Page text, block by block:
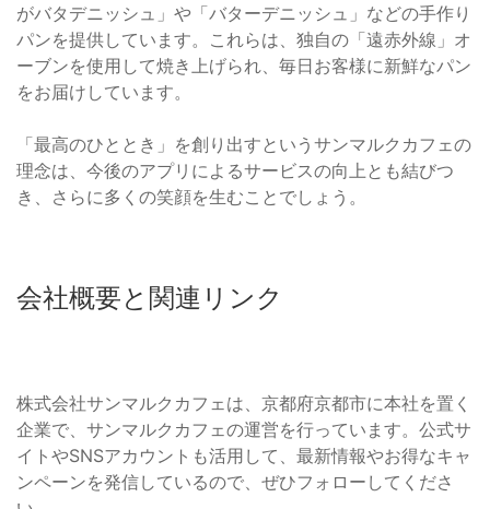
がバタデニッシュ」や「バターデニッシュ」などの手作り
パンを提供しています。これらは、独自の「遠赤外線」オ
ーブンを使用して焼き上げられ、毎日お客様に新鮮なパン
をお届けしています。
「最高のひととき」を創り出すというサンマルクカフェの
理念は、今後のアプリによるサービスの向上とも結びつ
き、さらに多くの笑顔を生むことでしょう。
会社概要と関連リンク
株式会社サンマルクカフェは、京都府京都市に本社を置く
企業で、サンマルクカフェの運営を行っています。公式サ
イトやSNSアカウントも活用して、最新情報やお得なキャ
ンペーンを発信しているので、ぜひフォローしてくださ